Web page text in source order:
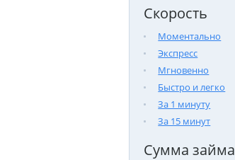
Скорость
Моментально
Экспресс
Мгновенно
Быстро и легко
За 1 минуту
За 15 минут
Сумма займа